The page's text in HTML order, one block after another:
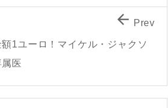
額1ユーロ！マイケル・ジャクソ
医
 Prev